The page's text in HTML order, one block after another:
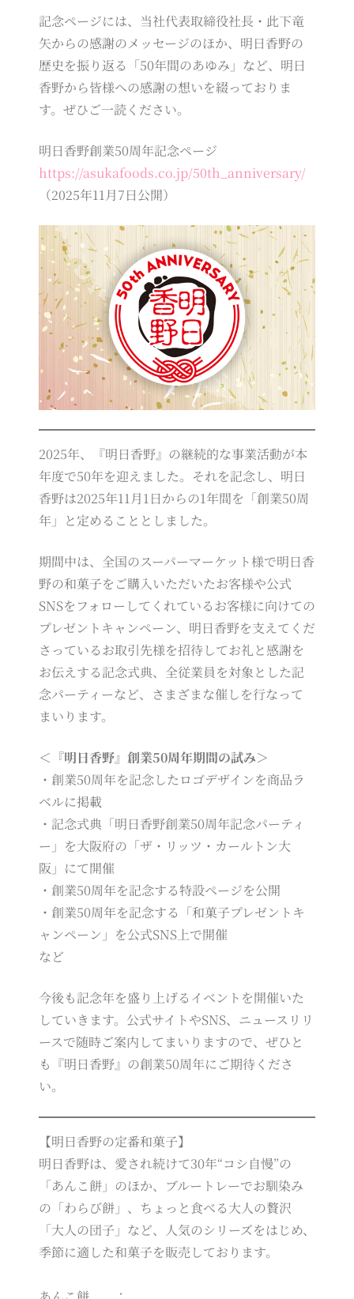
記念ページには、当社代表取締役社長・此下竜
矢からの感謝のメッセージのほか、明日香野の
歴史を振り返る「50年間のあゆみ」など、明日
香野から皆様への感謝の想いを綴っておりま
す。ぜひご一読ください。
明日香野創業50周年記念ページ
https://asukafoods.co.jp/50th_anniversary/
（2025年11月7日公開）
2025年、『明日香野』の継続的な事業活動が本
年度で50年を迎えました。それを記念し、明日
香野は2025年11月1日からの1年間を「創業50周
年」と定めることとしました。
期間中は、全国のスーパーマーケット様で明日香
野の和菓子をご購入いただいたお客様や公式
SNSをフォローしてくれているお客様に向けての
プレゼントキャンペーン、明日香野を支えてくだ
さっているお取引先様を招待してお礼と感謝を
お伝えする記念式典、全従業員を対象とした記
念パーティーなど、さまざまな催しを行なって
まいります。
＜『明日香野』創業50周年期間の試み＞
・創業50周年を記念したロゴデザインを商品ラ
ベルに掲載
・記念式典「明日香野創業50周年記念パーティ
ー」を大阪府の「ザ・リッツ・カールトン大
阪」にて開催
・創業50周年を記念する特設ページを公開
・創業50周年を記念する「和菓子プレゼントキ
ャンペーン」を公式SNS上で開催
など
今後も記念年を盛り上げるイベントを開催いた
していきます。公式サイトやSNS、ニュースリリ
ースで随時ご案内してまいりますので、ぜひと
も『明日香野』の創業50周年にご期待くださ
い。
【明日香野の定番和菓子】
明日香野は、愛され続けて30年“コシ自慢”の
「あんこ餅」のほか、ブルートレーでお馴染み
の「わらび餅」、ちょっと食べる大人の贅沢
「大人の団子」など、人気のシリーズをはじめ、
季節に適した和菓子を販売しております。